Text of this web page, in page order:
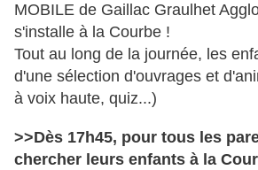
MOBILE de Gaillac Graulhet
s'installe à la Courbe !
Tout au long de la journée, les
d'une sélection d'ouvrages et
à voix haute, quiz...)
>>Dès 17h45, pour tous les
chercher leurs enfants à la